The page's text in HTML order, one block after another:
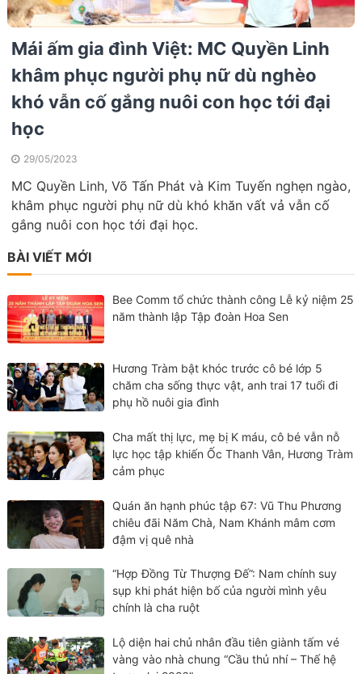
Mái ấm gia đình Việt: MC Quyền Linh
khâm phục người phụ nữ dù nghèo
khó vẫn cố gắng nuôi con học tới đại
học
29/05/2023
MC Quyền Linh, Võ Tấn Phát và Kim Tuyến nghẹn ngào,
khâm phục người phụ nữ dù khó khăn vất vả vẫn cố
gắng nuôi con học tới đại học.
BÀI VIẾT MỚI
Bee Comm tổ chức thành công Lễ kỷ niệm 25
năm thành lập Tập đoàn Hoa Sen
Hương Tràm bật khóc trước cô bé lớp 5
chăm cha sống thực vật, anh trai 17 tuổi đi
phụ hồ nuôi gia đình
Cha mất thị lực, mẹ bị K máu, cô bé vẫn nỗ
lực học tập khiến Ốc Thanh Vân, Hương Tràm
cảm phục
Quán ăn hạnh phúc tập 67: Vũ Thu Phương
chiêu đãi Năm Chà, Nam Khánh mâm cơm
đậm vị quê nhà
“Hợp Đồng Từ Thượng Đế”: Nam chính suy
sụp khi phát hiện bố của người mình yêu
chính là cha ruột
Lộ diện hai chủ nhân đầu tiên giành tấm vé
vàng vào nhà chung “Cầu thủ nhí – Thế hệ